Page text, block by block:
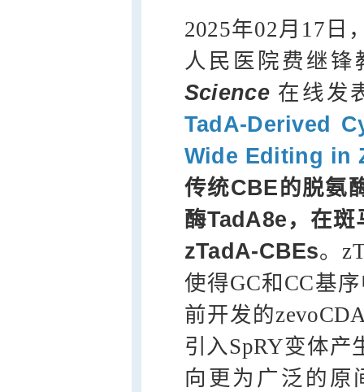
2025年02月17日
人民医院费继
Science 在线发
TadA-Derived
Wide Editing in
传统CBE的脱氨
酶TadA8e，在斑
zTadA-CBEs。
使得GC和CC基
前开发的
引入SpRY变体产
向更为广泛的原